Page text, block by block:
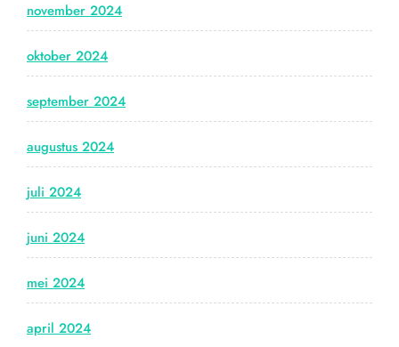
november 2024
oktober 2024
september 2024
augustus 2024
juli 2024
juni 2024
mei 2024
april 2024